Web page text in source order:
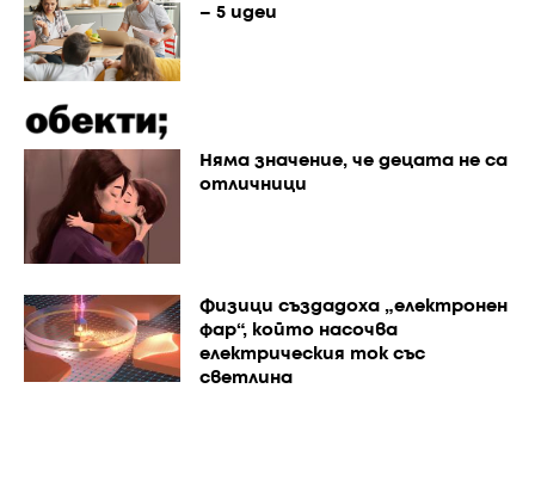
– 5 идеи
Няма значение, че децата не са
отличници
Физици създадоха „електронен
фар“, който насочва
електрическия ток със
светлина